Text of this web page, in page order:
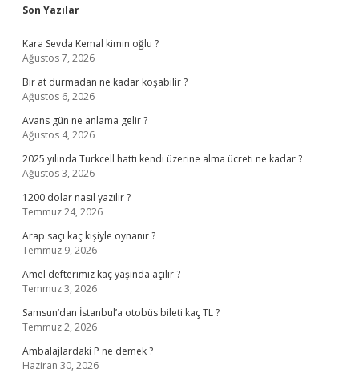
Sidebar
Son Yazılar
Kara Sevda Kemal kimin oğlu ?
Ağustos 7, 2026
Bir at durmadan ne kadar koşabilir ?
Ağustos 6, 2026
Avans gün ne anlama gelir ?
Ağustos 4, 2026
2025 yılında Turkcell hattı kendi üzerine alma ücreti ne kadar ?
Ağustos 3, 2026
1200 dolar nasıl yazılır ?
Temmuz 24, 2026
Arap saçı kaç kişiyle oynanır ?
Temmuz 9, 2026
Amel defterimiz kaç yaşında açılır ?
Temmuz 3, 2026
Samsun’dan İstanbul’a otobüs bileti kaç TL ?
Temmuz 2, 2026
Ambalajlardaki P ne demek ?
Haziran 30, 2026